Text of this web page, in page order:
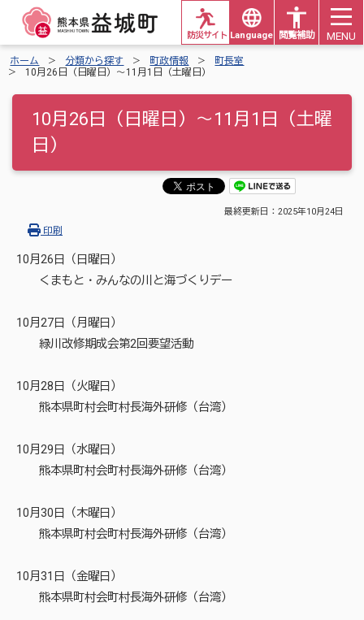
Languages 閲覧補助
防災サイト MENU
ホーム 分類から探す 町政情報
町長室
10月26日（日曜日）～11月1日（土曜日）
10月26日（日曜日）～11月1日（土曜
日）
最終更新日： 2025年10月24日
印刷
10月26日（日曜日）
くまもと・みんなの川と海づくりデー
10月27日（月曜日）
緑川改修期成会第2回要望活動
10月28日（火曜日）
熊本県町村会町村長海外研修（台湾）
10月29日（水曜日）
熊本県町村会町村長海外研修（台湾）
10月30日（木曜日）
熊本県町村会町村長海外研修（台湾）
10月31日（金曜日）
熊本県町村会町村長海外研修（台湾）